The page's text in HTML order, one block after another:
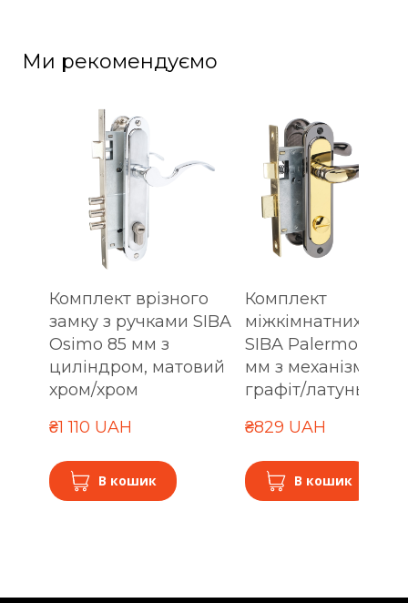
Ми рекомендуємо
Комплект врізного
замку з ручками SIBA
Osimo 85 мм з
циліндром, матовий
хром/хром
₴1 110 UAH
В кошик
Комплект
міжкімнатних
SIBA Palermo WC
мм з механізмом,
графіт/латунь
₴829 UAH
В кошик